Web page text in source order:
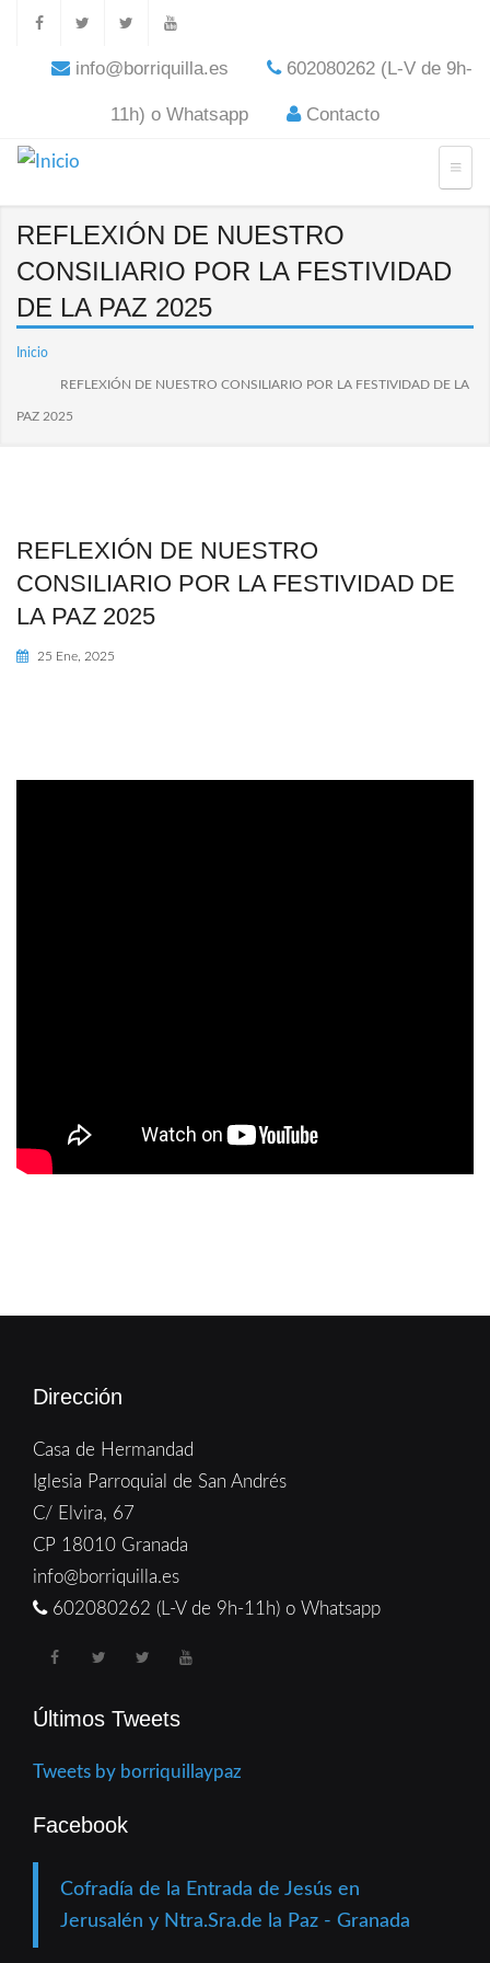
info@borriquilla.es 602080262 (L-V de 9h-
11h) o Whatsapp Contacto
REFLEXIÓN DE NUESTRO
CONSILIARIO POR LA FESTIVIDAD
DE LA PAZ 2025
Inicio
REFLEXIÓN DE NUESTRO CONSILIARIO POR LA FESTIVIDAD DE LA
PAZ 2025
REFLEXIÓN DE NUESTRO
CONSILIARIO POR LA FESTIVIDAD DE
LA PAZ 2025
25 Ene, 2025
Dirección
Casa de Hermandad
Iglesia Parroquial de San Andrés
C/ Elvira, 67
CP 18010 Granada
info@borriquilla.es
602080262 (L-V de 9h-11h) o Whatsapp
Últimos Tweets
Tweets by borriquillaypaz
Facebook
Cofradía de la Entrada de Jesús en
Jerusalén y Ntra.Sra.de la Paz - Granada